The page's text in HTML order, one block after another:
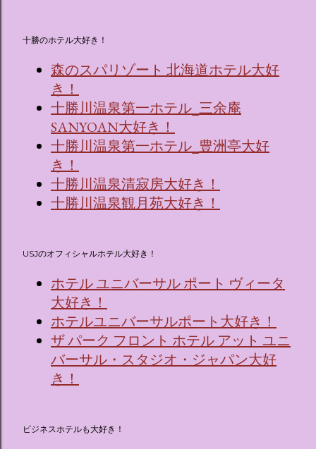
十勝のホテル大好き！
森のスパリゾート 北海道ホテル大好
き！
十勝川温泉第一ホテル_三余庵
SANYOAN大好き！
十勝川温泉第一ホテル_豊洲亭大好
き！
十勝川温泉清寂房大好き！
十勝川温泉観月苑大好き！
USJのオフィシャルホテル大好き！
ホテル ユニバーサル ポート ヴィータ
大好き！
ホテルユニバーサルポート大好き！
ザ パーク フロント ホテル アット ユニ
バーサル・スタジオ・ジャパン大好
き！
ビジネスホテルも大好き！